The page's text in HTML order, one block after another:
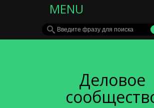
MENU
Деловое